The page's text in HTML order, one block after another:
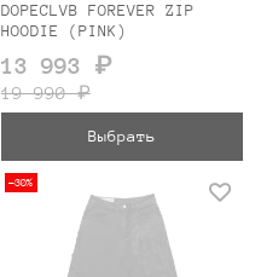
DOPECLVB FOREVER ZIP
HOODIE (PINK)
13 993 ₽
19 990 ₽
Выбрать
-30%